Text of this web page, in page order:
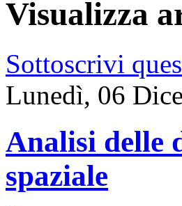
Visualizza
Sottoscrivi
Lunedì, 06
Analisi delle
spaziale